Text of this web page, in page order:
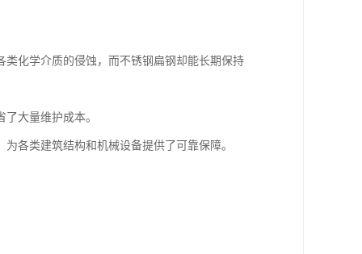
化学介质的侵蚀，而不锈钢扁钢却能长期保持
大量维护成本。
各类建筑结构和机械设备提供了可靠保障。